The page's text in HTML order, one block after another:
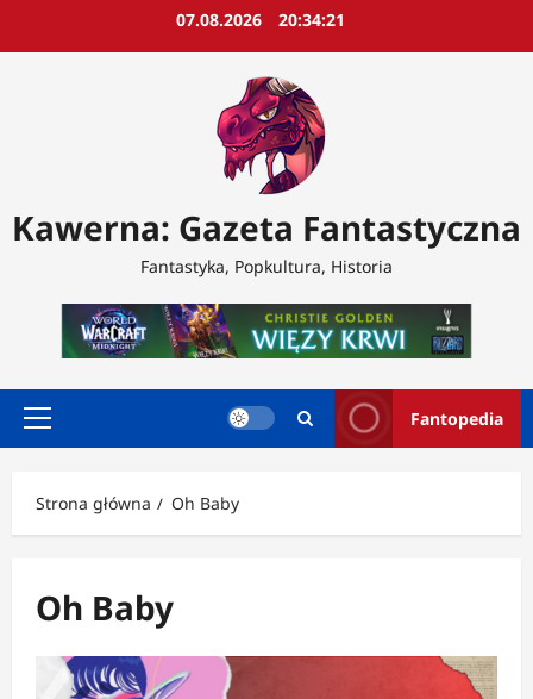
07.08.2026 20:34:23
Kawerna: Gazeta Fantastyczna
Fantastyka, Popkultura, Historia
Menu
Fantopedia
Strona główna Oh Baby
Oh Baby